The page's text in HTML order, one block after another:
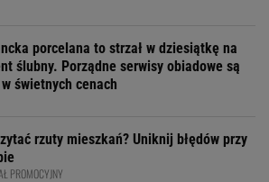
porcelana to strzał w dziesiątkę na
ślubny. Porządne serwisy obiadowe są
świetnych cenach
rzuty mieszkań? Uniknij błędów przy
PROMOCYJNY